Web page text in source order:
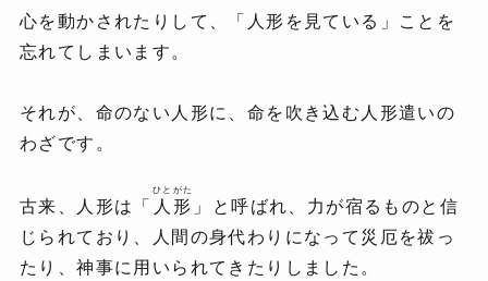
心を動かされたりして、「人形を見ている」ことを
忘れてしまいます。
それが、命のない人形に、命を吹き込む人形遣いの
わざです。
古来、人形は「 人形
ひとがた
」と呼ばれ、力が宿るものと信
じられており、人間の身代わりになって災厄を祓っ
たり、神事に用いられてきたりしました。